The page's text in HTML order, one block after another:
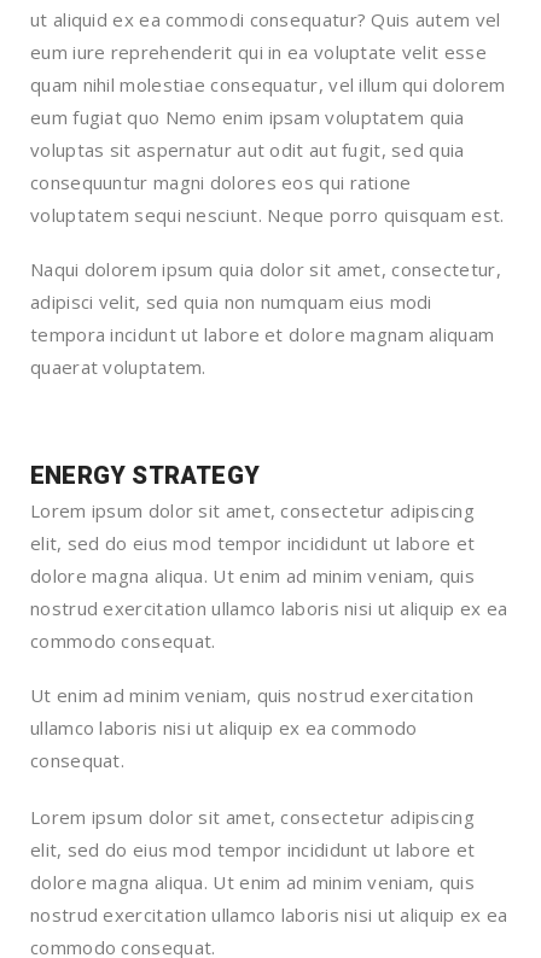
ut aliquid ex ea commodi consequatur? Quis autem vel
eum iure reprehenderit qui in ea voluptate velit esse
quam nihil molestiae consequatur, vel illum qui dolorem
eum fugiat quo Nemo enim ipsam voluptatem quia
voluptas sit aspernatur aut odit aut fugit, sed quia
consequuntur magni dolores eos qui ratione
voluptatem sequi nesciunt. Neque porro quisquam est.
Naqui dolorem ipsum quia dolor sit amet, consectetur,
adipisci velit, sed quia non numquam eius modi
tempora incidunt ut labore et dolore magnam aliquam
quaerat voluptatem.
ENERGY STRATEGY
Lorem ipsum dolor sit amet, consectetur adipiscing
elit, sed do eius mod tempor incididunt ut labore et
dolore magna aliqua. Ut enim ad minim veniam, quis
nostrud exercitation ullamco laboris nisi ut aliquip ex ea
commodo consequat.
Ut enim ad minim veniam, quis nostrud exercitation
ullamco laboris nisi ut aliquip ex ea commodo
consequat.
Lorem ipsum dolor sit amet, consectetur adipiscing
elit, sed do eius mod tempor incididunt ut labore et
dolore magna aliqua. Ut enim ad minim veniam, quis
nostrud exercitation ullamco laboris nisi ut aliquip ex ea
commodo consequat.